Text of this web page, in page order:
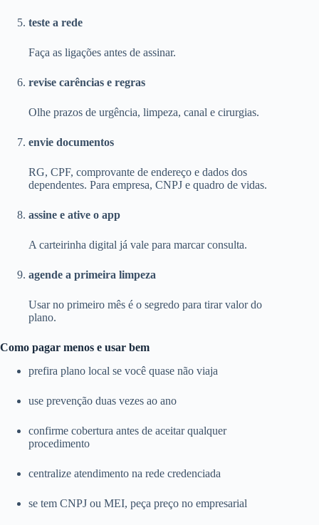
teste a rede
Faça as ligações antes de assinar.
revise carências e regras
Olhe prazos de urgência, limpeza, canal e cirurgias.
envie documentos
RG, CPF, comprovante de endereço e dados dos
dependentes. Para empresa, CNPJ e quadro de vidas.
assine e ative o app
A carteirinha digital já vale para marcar consulta.
agende a primeira limpeza
Usar no primeiro mês é o segredo para tirar valor do
plano.
Como pagar menos e usar bem
prefira plano local se você quase não viaja
use prevenção duas vezes ao ano
confirme cobertura antes de aceitar qualquer
procedimento
centralize atendimento na rede credenciada
se tem CNPJ ou MEI, peça preço no empresarial